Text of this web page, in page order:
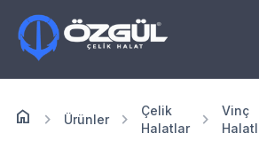
home Anasayfa
chevron_right Ürünler chevron_right
Çelik
Halatlar
chevron_right
Vinç